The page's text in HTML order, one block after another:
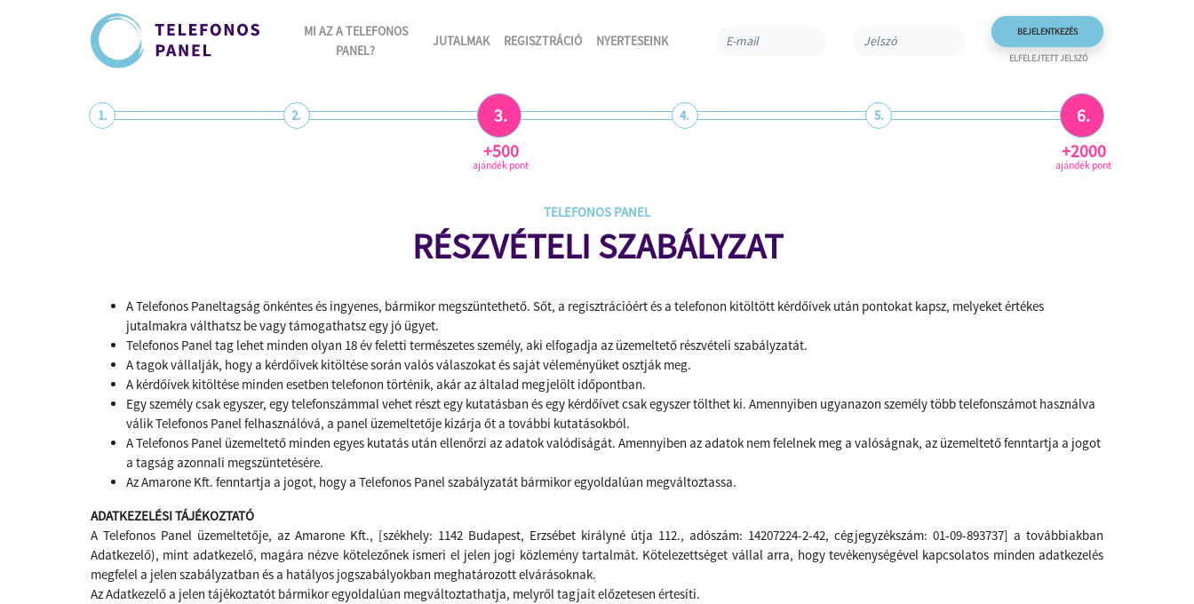
MI AZ A TELEFONOS
PANEL?
JUTALMAK REGISZTRÁCIÓ NYERTESEINK
ELFELEJTETT JELSZÓ
1. 2.
3.
+500
ajándék pont
4. 5.
6.
+2000
ajándék pont
TELEFONOS PANEL
RÉSZVÉTELI SZABÁLYZAT
A Telefonos Paneltagság önkéntes és ingyenes, bármikor megszüntethető. Sőt, a regisztrációért és a telefonon kitöltött kérdőívek után pontokat kapsz, melyeket értékes
jutalmakra válthatsz be vagy támogathatsz egy jó ügyet.
Telefonos Panel tag lehet minden olyan 18 év feletti természetes személy, aki elfogadja az üzemeltető részvételi szabályzatát.
A tagok vállalják, hogy a kérdőívek kitöltése során valós válaszokat és saját véleményüket osztják meg.
A kérdőívek kitöltése minden esetben telefonon történik, akár az általad megjelölt időpontban.
Egy személy csak egyszer, egy telefonszámmal vehet részt egy kutatásban és egy kérdőívet csak egyszer tölthet ki. Amennyiben ugyanazon személy több telefonszámot használva
válik Telefonos Panel felhasználóvá, a panel üzemeltetője kizárja őt a további kutatásokból.
A Telefonos Panel üzemeltető minden egyes kutatás után ellenőrzi az adatok valódiságát. Amennyiben az adatok nem felelnek meg a valóságnak, az üzemeltető fenntartja a jogot
a tagság azonnali megszüntetésére.
Az Amarone Kft. fenntartja a jogot, hogy a Telefonos Panel szabályzatát bármikor egyoldalúan megváltoztassa.
ADATKEZELÉSI TÁJÉKOZTATÓ
A Telefonos Panel üzemeltetője, az Amarone Kft., [székhely: 1142 Budapest, Erzsébet királyné útja 112., adószám: 14207224-2-42, cégjegyzékszám: 01-09-893737] a továbbiakban
Adatkezelő), mint adatkezelő, magára nézve kötelezőnek ismeri el jelen jogi közlemény tartalmát. Kötelezettséget vállal arra, hogy tevékenységével kapcsolatos minden adatkezelés
megfelel a jelen szabályzatban és a hatályos jogszabályokban meghatározott elvárásoknak.
Az Adatkezelő a jelen tájékoztatót bármikor egyoldalúan megváltoztathatja, melyről tagjait előzetesen értesíti.